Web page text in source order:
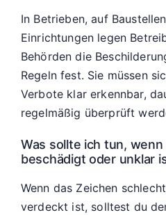
In Betrieben, auf
Einrichtungen legen
Behörden die
Regeln fest. Sie müssen
Verbote klar erkennbar,
regelmäßig überprüft
Was sollte ich tun, wenn
beschädigt oder unklar
Wenn das Zeichen
verdeckt ist, solltest du